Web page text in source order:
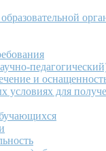
и
условиях для